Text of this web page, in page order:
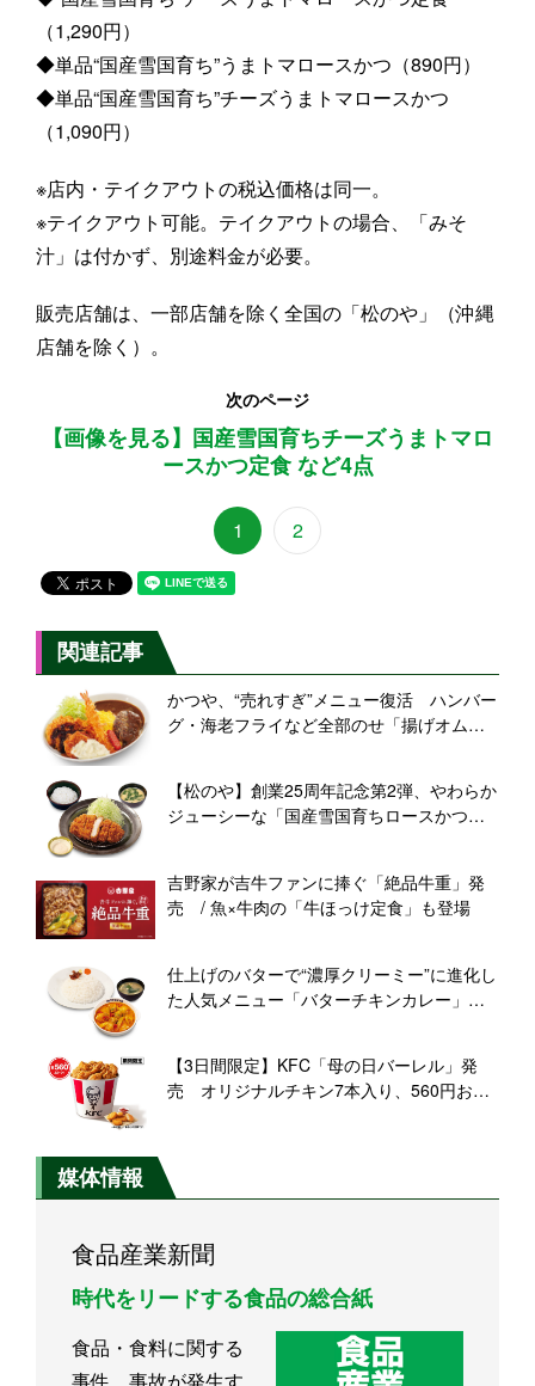
（1,290円）
◆単品“国産雪国育ち”うまトマロースかつ（890円）
◆単品“国産雪国育ち”チーズうまトマロースかつ
（1,090円）
※店内・テイクアウトの税込価格は同一。
※テイクアウト可能。テイクアウトの場合、「みそ
汁」は付かず、別途料金が必要。
販売店舗は、一部店舗を除く全国の「松のや」（沖縄
店舗を除く）。
次のページ
【画像を見る】国産雪国育ちチーズうまトマロ
ースかつ定食 など4点
1 2
関連記事
かつや、“売れすぎ”メニュー復活 ハンバー
グ・海老フライなど全部のせ「揚げオムカ
【松のや】創業25周年記念第2弾、やわらか
ジューシーな「国産雪国育ちロースかつ」
吉野家が吉牛ファンに捧ぐ「絶品牛重」発
売 / 魚×牛肉の「牛ほっけ定食」も登場
仕上げのバターで“濃厚クリーミー”に進化し
た人気メニュー「バターチキンカレー」
【3日間限定】KFC「母の日バーレル」発
売 オリジナルチキン7本入り、560円お得
媒体情報
食品産業新聞
時代をリードする食品の総合紙
食品・食料に関する